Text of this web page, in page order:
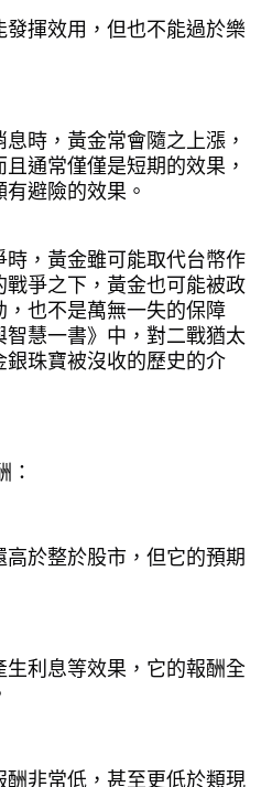
揮效用，但也不能過於樂
時，黃金常會隨之上漲，
通常僅僅是短期的效果，
避險的效果。
，黃金雖可能取代台幣作
爭之下，黃金也可能被政
也不是萬無一失的保障
智慧一書》中，對二戰猶太
銀珠寶被沒收的歷史的介
：
於整於股市，但它的預期
利息等效果，它的報酬全
非常低，甚至更低於類現